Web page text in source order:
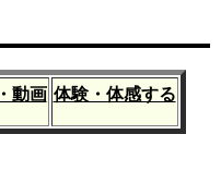
動画 体験・体感する